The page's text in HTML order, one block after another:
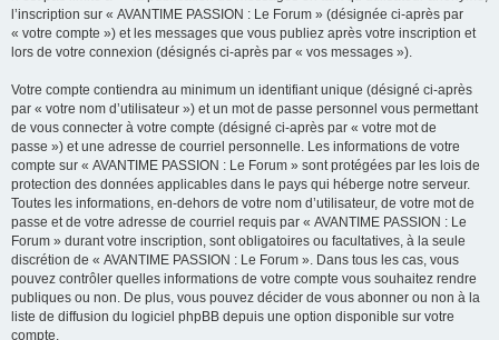
l’inscription sur « AVANTIME PASSION : Le Forum » (désignée ci-après par
« votre compte ») et les messages que vous publiez après votre inscription et
lors de votre connexion (désignés ci-après par « vos messages »).
Votre compte contiendra au minimum un identifiant unique (désigné ci-après
par « votre nom d’utilisateur ») et un mot de passe personnel vous permettant
de vous connecter à votre compte (désigné ci-après par « votre mot de
passe ») et une adresse de courriel personnelle. Les informations de votre
compte sur « AVANTIME PASSION : Le Forum » sont protégées par les lois de
protection des données applicables dans le pays qui héberge notre serveur.
Toutes les informations, en-dehors de votre nom d’utilisateur, de votre mot de
passe et de votre adresse de courriel requis par « AVANTIME PASSION : Le
Forum » durant votre inscription, sont obligatoires ou facultatives, à la seule
discrétion de « AVANTIME PASSION : Le Forum ». Dans tous les cas, vous
pouvez contrôler quelles informations de votre compte vous souhaitez rendre
publiques ou non. De plus, vous pouvez décider de vous abonner ou non à la
liste de diffusion du logiciel phpBB depuis une option disponible sur votre
compte.